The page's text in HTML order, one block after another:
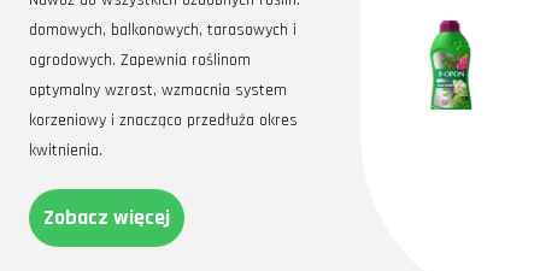
domowych, balkonowych, tarasowych i
ogrodowych. Zapewnia roślinom
optymalny wzrost, wzmacnia system
korzeniowy i znacząco przedłuża okres
kwitnienia.
Zobacz więcej